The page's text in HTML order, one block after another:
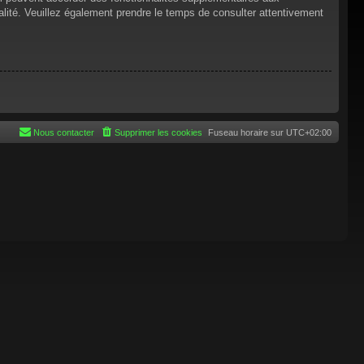
Veuillez également prendre le temps de consulter attentivement
Fuseau horaire sur UTC+02:00
Supprimer les cookies
Nous contacter